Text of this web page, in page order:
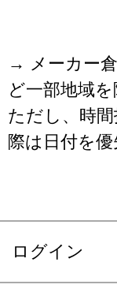
→ メーカー
ど一部地域
ただし、時
際は日付を
ログイン